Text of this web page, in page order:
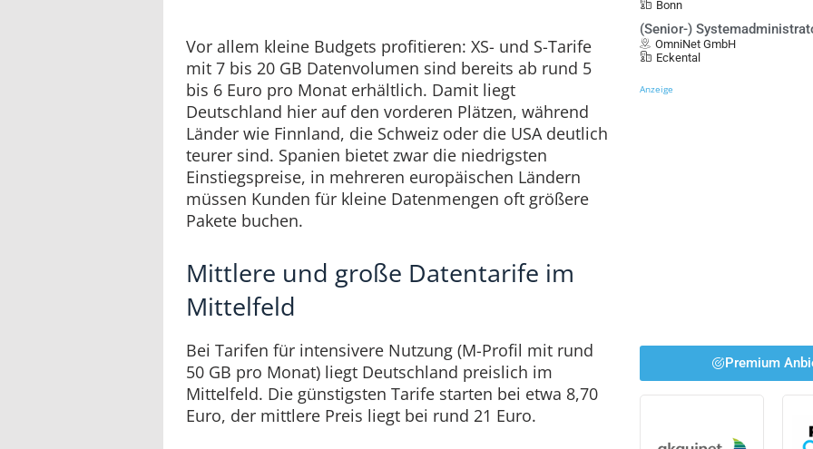
Vor allem kleine Budgets profitieren: XS- und S-Tarife
mit 7 bis 20 GB Datenvolumen sind bereits ab rund 5
bis 6 Euro pro Monat erhältlich. Damit liegt
Deutschland hier auf den vorderen Plätzen, während
Länder wie Finnland, die Schweiz oder die USA deutlich
teurer sind. Spanien bietet zwar die niedrigsten
Einstiegspreise, in mehreren europäischen Ländern
müssen Kunden für kleine Datenmengen oft größere
Pakete buchen.
Mittlere und große Datentarife im
Mittelfeld
Bei Tarifen für intensivere Nutzung (M-Profil mit rund
50 GB pro Monat) liegt Deutschland preislich im
Mittelfeld. Die günstigsten Tarife starten bei etwa 8,70
Euro, der mittlere Preis liegt bei rund 21 Euro.
Bonn
(Senior-)
OmniNet GmbH
Eckental
Anzeige
Premium